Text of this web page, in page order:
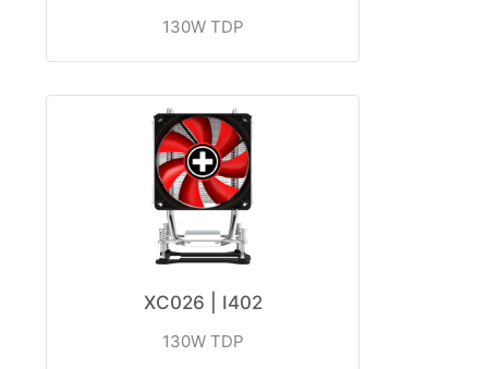
130W TDP
XC026 | I402
130W TDP